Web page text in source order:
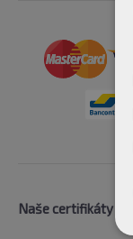
Naše certifikáty